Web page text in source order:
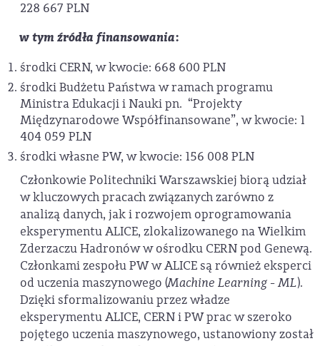
228 667 PLN
w tym źródła finansowania:
środki CERN, w kwocie: 668 600 PLN
środki Budżetu Państwa w ramach programu
Ministra Edukacji i Nauki pn. “Projekty
Międzynarodowe Współfinansowane”, w kwocie: 1
404 059 PLN
środki własne PW, w kwocie: 156 008 PLN
Członkowie Politechniki Warszawskiej biorą udział
w kluczowych pracach związanych zarówno z
analizą danych, jak i rozwojem oprogramowania
eksperymentu ALICE, zlokalizowanego na Wielkim
Zderzaczu Hadronów w ośrodku CERN pod Genewą.
Członkami zespołu PW w ALICE są również eksperci
od uczenia maszynowego (Machine Learning - ML).
Dzięki sformalizowaniu przez władze
eksperymentu ALICE, CERN i PW prac w szeroko
pojętego uczenia maszynowego, ustanowiony został